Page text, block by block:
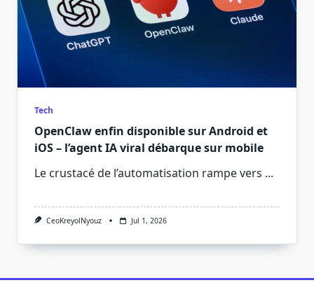
Tech
OpenClaw enfin disponible sur Android et
iOS – l’agent IA viral débarque sur mobile
Le crustacé de l’automatisation rampe vers ...
CeoKreyolNyouz Jul 1, 2026